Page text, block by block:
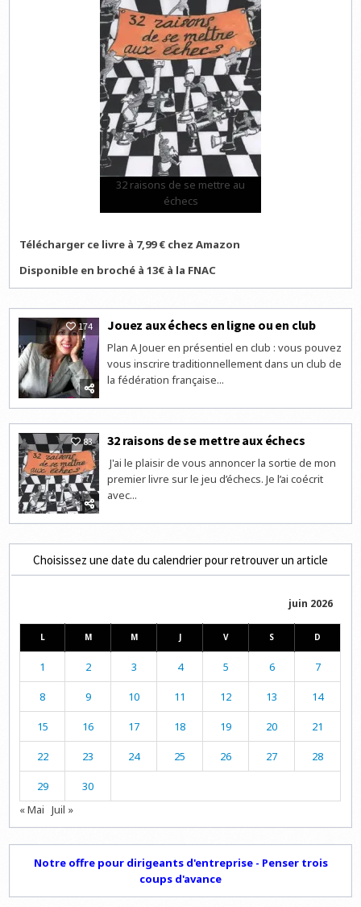
32 raisons de se mettre au
échecs
Télécharger ce livre à 7,99 € chez Amazon
Disponible en broché à 13€ à la FNAC
174 Jouez aux échecs en ligne ou en club
Plan A Jouer en présentiel en club : vous pouvez
vous inscrire traditionnellement dans un club de
la fédération française...
83 32 raisons de se mettre aux échecs
J'ai le plaisir de vous annoncer la sortie de mon
premier livre sur le jeu d’échecs. Je l’ai coécrit
avec...
Choisissez une date du calendrier pour retrouver un article
juin 2026
L M M J V S D
1 2 3 4 5 6 7
8 9 10 11 12 13 14
15 16 17 18 19 20 21
22 23 24 25 26 27 28
29
30
« Mai Juil »
Notre offre pour dirigeants d'entreprise - Penser trois
coups d'avance